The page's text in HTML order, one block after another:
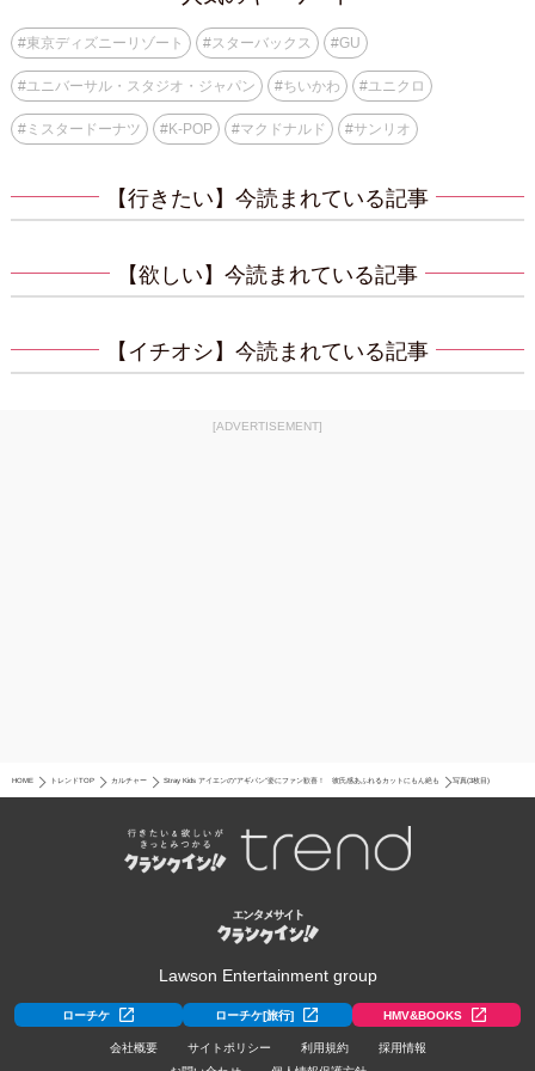
#東京ディズニーリゾート #スターバックス #GU
#ユニバーサル・スタジオ・ジャパン #ちいかわ #ユニクロ
#ミスタードーナツ #K-POP #マクドナルド #サンリオ
【行きたい】今読まれている記事
【欲しい】今読まれている記事
【イチオシ】今読まれている記事
[ADVERTISEMENT]
HOME トレンドTOP カルチャー Stray Kids アイエンの“アギパン”姿にファン歓喜！ 彼氏感あふれるカットにもん絶も 写真(3枚目)
Lawson Entertainment group
ローチケ ローチケ[旅行] HMV&BOOKS
会社概要 サイトポリシー 利用規約
採用情報